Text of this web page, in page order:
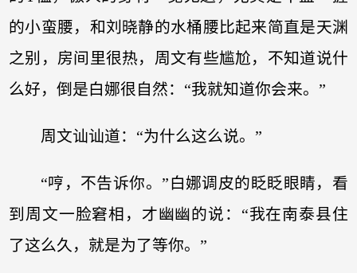
的小蛮腰，和刘晓静的水桶腰比起来简直是天渊
之别，房间里很热，周文有些尴尬，不知道说什
么好，倒是白娜很自然：“我就知道你会来。”
周文讪讪道：“为什么这么说。”
“哼，不告诉你。”白娜调皮的眨眨眼睛，看
到周文一脸窘相，才幽幽的说：“我在南泰县住
了这么久，就是为了等你。”